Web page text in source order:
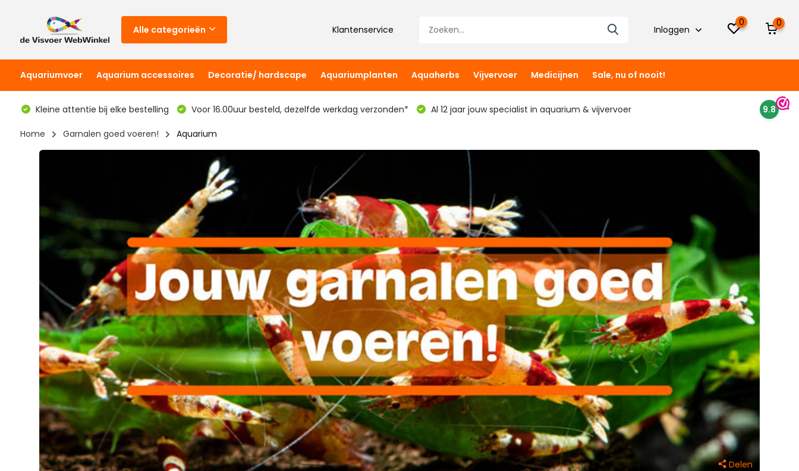
Alle categorieën Klantenservice Inloggen
0 0
Aquariumvoer Aquarium accessoires Decoratie/ hardscape Aquariumplanten Aquaherbs Vijvervoer Medicijnen Sale, nu of nooit!
Kleine attentie bij elke bestelling Voor 16.00uur besteld, dezelfde werkdag verzonden* Al 12 jaar jouw specialist in aquarium & vijvervoer 9.8
Home Garnalen goed voeren! Aquarium
Delen